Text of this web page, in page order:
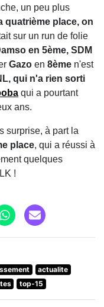
un peu plus
quatrième place, on
sur un run de folie
en 5ème, SDM
Gazo en 8ème n'est
qui n'a rien sorti
qui a pourtant
ans.
surprise, à part la
place, qui a réussi à
quelques
!
actualite
top-15